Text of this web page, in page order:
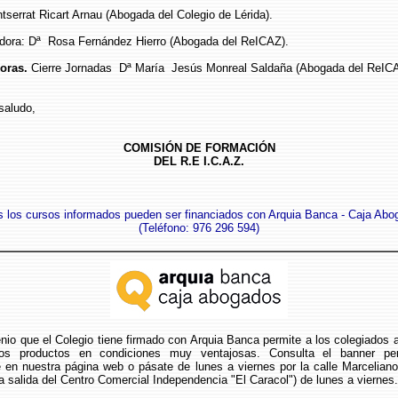
Ricart Arnau (Abogada del Colegio de Lérida).
Dª Rosa Fernández Hierro (Abogada del ReICAZ).
Cierre Jornadas Dª María Jesús Monreal Saldaña (Abogada del
COMISIÓN DE FORMACIÓN
DEL R.E I.C.A.Z.
los cursos informados pueden ser financiados con Arquia Banca - Caja
(Teléfono: 976 296 594)
que el Colegio tiene firmado con Arquia Banca permite a los colegiados
productos en condiciones muy ventajosas. Consulta el banner
en nuestra página web o pásate de lunes a viernes por la calle
salida del Centro Comercial Independencia "El Caracol") de lunes a viernes.